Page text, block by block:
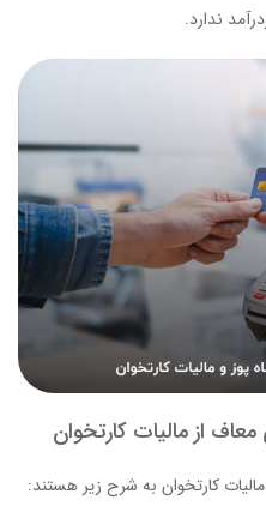
ندارد.
از مالیات کارتخوان
کارتخوان به شرح زیر هستند: